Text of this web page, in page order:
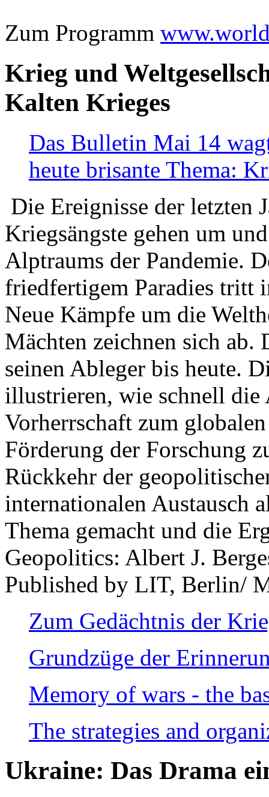
Zum Programm
Krieg und
Kalten Krieges
Das Bulletin Mai 14
heute brisante Thema:
Die Ereignisse der letzten
Kriegsängste gehen um
Alptraums der Pandemie.
friedfertigem Paradies tritt
Neue Kämpfe um die
Mächten zeichnen sich
seinen Ableger bis heute.
illustrieren, wie schnell die
Vorherrschaft zum
Förderung der Forschung
Rückkehr der
internationalen Austausch
Thema gemacht und die
Geopolitics: Albert J.
Published by LIT, Berlin/
Zum Gedächtnis der
Grundzüge der
Memory of wars - the
The strategies and
Ukraine: Das Drama